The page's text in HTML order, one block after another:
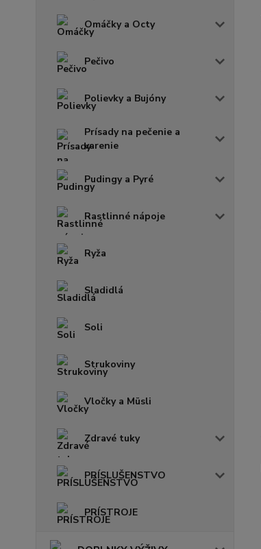
Omáčky a Octy
Pečivo
Polievky a Bujóny
Prísady na pečenie a
varenie
Pudingy a Pyré
Rastlinné nápoje
Ryža
Sladidlá
Soli
Strukoviny
Vločky a Müsli
Zdravé tuky
PRÍSLUŠENSTVO
PRÍSTROJE